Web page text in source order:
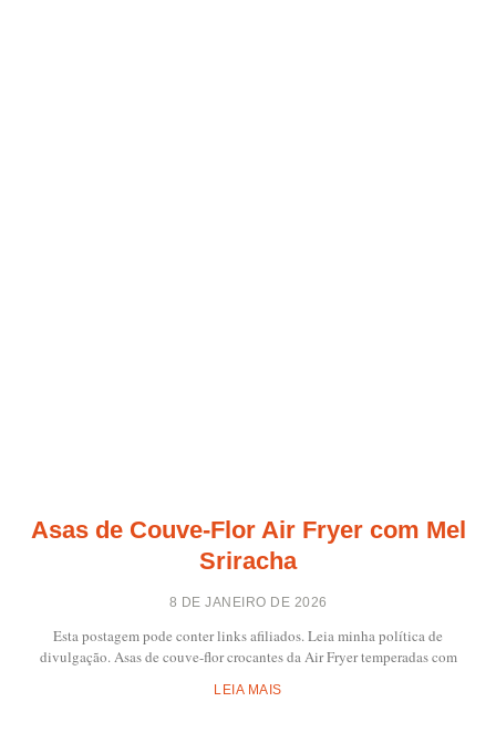
Asas de Couve-Flor Air Fryer com Mel
Sriracha
8 DE JANEIRO DE 2026
Esta postagem pode conter links afiliados. Leia minha política de
divulgação. Asas de couve-flor crocantes da Air Fryer temperadas com
LEIA MAIS